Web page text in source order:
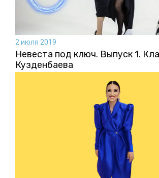
2 июля 2019
Невеста под ключ. Выпуск 1.
Кузденбаева